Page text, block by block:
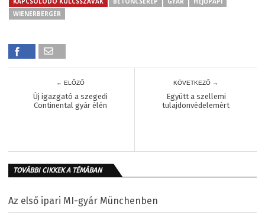
WIENERBERGER
← ELŐZŐ
Új igazgató a szegedi
Continental gyár élén
KÖVETKEZŐ →
Együtt a szellemi
tulajdonvédelemért
TOVÁBBI CIKKEK A TÉMÁBAN
Az első ipari MI-gyár Münchenben